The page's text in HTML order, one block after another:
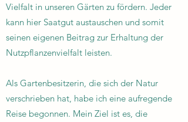
Vielfalt in unseren Gärten zu fördern. Jeder
kann hier Saatgut austauschen und somit
seinen eigenen Beitrag zur Erhaltung der
Nutzpflanzenvielfalt leisten.
Als Gartenbesitzerin, die sich der Natur
verschrieben hat, habe ich eine aufregende
Reise begonnen. Mein Ziel ist es, die